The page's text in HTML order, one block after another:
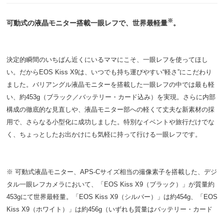
可動式の液晶モニター搭載一眼レフで、世界最軽量※。
決定的瞬間のいちばん近くにいるママにこそ、一眼レフを使ってほし
い。だからEOS Kiss X9は、いつでも持ち運びやすい“軽さ”にこだわり
ました。バリアングル液晶モニターを搭載した一眼レフの中では最も軽
い、約453g（ブラック／バッテリー・カード込み）を実現。さらに内部
構成の徹底的な見直しや、液晶モニター部への軽くて丈夫な新素材の採
用で、さらなる小型化に成功しました。特別なイベントや旅行だけでな
く、ちょっとしたお出かけにも気軽に持って行ける一眼レフです。
※ 可動式液晶モニター、APS-Cサイズ相当の撮像素子を搭載した、デジ
タル一眼レフカメラにおいて、「EOS Kiss X9（ブラック）」が質量約
453gにて世界最軽量。「EOS Kiss X9（シルバー）」は約454g、「EOS
Kiss X9（ホワイト）」は約456g（いずれも質量はバッテリー・カード